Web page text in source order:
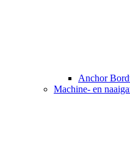
Anchor
Machine- en